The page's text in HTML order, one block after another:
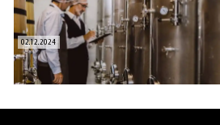
02.12.2024
Виробництво алкоголю і тютюну